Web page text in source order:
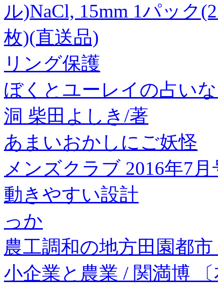
ル)NaCl, 15mm 1パック
枚)(直送品)
リング保護
ぼくとユーレイの占い
洞 柴田よしき/著
あまいおかしにご妖怪
メンズクラブ 2016年7月
動きやすい設計
っか
農工調和の地方田園都
小企業と農業 / 関満博